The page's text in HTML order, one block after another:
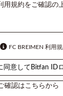
悩
み
つ
や
き
用規約をご確認の
FC BREIMEN 利用
同意してBitfan ID
確認はこちらから